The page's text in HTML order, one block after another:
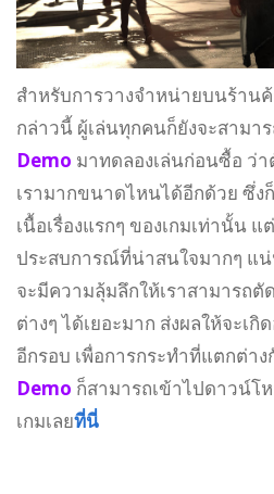
สำหรับการวางจำหน่ายบนร้าน
กล่าวนี้ ผู้เล่นทุกคนก็ยังจะสามา
Demo มาทดลองเล่นก่อนซื้อ ว่
เรามากขนาดไหนได้อีกด้วย ซึ่ง
เนื้อเรื่องแรกๆ ของเกมเท่านั้น แ
ประสบการณ์ที่น่าสนใจมากๆ แ
จะมีความลุ้มลึกให้เราสามารถตั
ต่างๆ ได้เยอะมาก ส่งผลให้จะเ
อีกรอบ เพื่อการกระทำที่แตกต่าง
Demo ก็สามารถเข้าไปดาวน์โ
เกมเลยที่นี่